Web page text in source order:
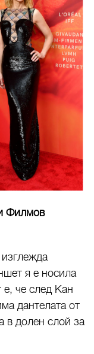
Филмов
я е носила
че след Кан
дантелата от
в долен слой за